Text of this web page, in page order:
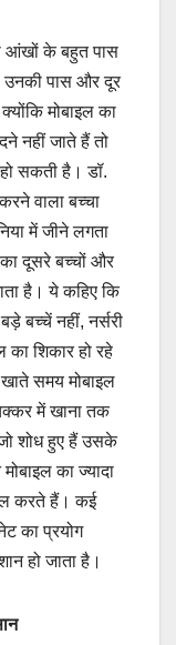
आंखों के बहुत पास
पास और दूर
मोबाइल का
नहीं जाते हैं तो
हो सकती है। डॉ.
वाला बच्चा
में जीने लगता
दूसरे बच्चों और
है। ये कहिए कि
बच्चें नहीं, नर्सरी
का शिकार हो रहे
समय मोबाइल
में खाना तक
शोध हुए हैं उसके
का ज्यादा
करते हैं। कई
का प्रयोग
हो जाता है।